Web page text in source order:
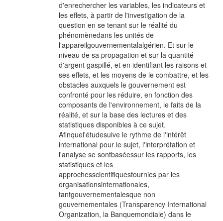
d'enrechercher les variables, les indicateurs et
les effets, à partir de l'investigation de la
question en se tenant sur le réalité du
phénomènedans les unités de
l'appareilgouvernementalalgérien. Et sur le
niveau de sa propagation et sur la quantité
d'argent gaspillé, et en identifiant les raisons et
ses effets, et les moyens de le combattre, et les
obstacles auxquels le gouvernement est
confronté pour les réduire, en fonction des
composants de l'environnement, le faits de la
réalité, et sur la base des lectures et des
statistiques disponibles à ce sujet.
Afinquel'étudesuive le rythme de l'intérêt
international pour le sujet, l'interprétation et
l'analyse se sontbaséessur les rapports, les
statistiques et les
approchesscientifiquesfournies par les
organisationsinternationales,
tantgouvernementalesque non
gouvernementales (Transparency International
Organization, la Banquemondiale) dans le